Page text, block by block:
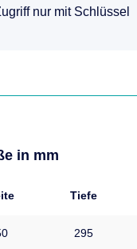
nur mit Schlüssel
in mm
Tiefe
295